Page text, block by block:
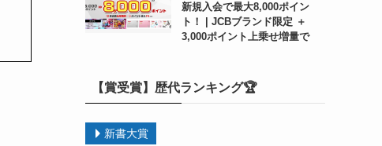
新規入会で最大8,000ポイン
ト！ | JCBブランド限定 ＋
3,000ポイント上乗せ増量で
【賞受賞】歴代ランキング🏆
新書大賞